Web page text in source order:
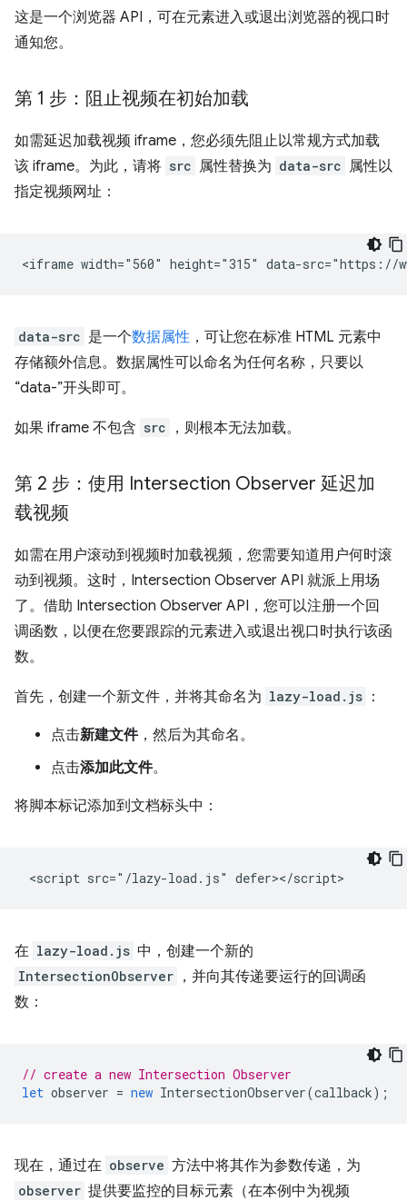
这是一个浏览器 API，可在元素进入或退出浏览器的视口时
通知您。
第 1 步：阻止视频在初始加载
如需延迟加载视频 iframe，您必须先阻止以常规方式加载
该 iframe。为此，请将 src 属性替换为 data-src 属性以
指定视频网址：
data-src 是一个数据属性 ，可让您在标准 HTML 元素中
存储额外信息。数据属性可以命名为任何名称，只要以
“data-”开头即可。
如果 iframe 不包含 src ，则根本无法加载。
第 2 步：使用 Intersection Observer 延迟加
载视频
如需在用户滚动到视频时加载视频，您需要知道用户何时滚
动到视频。这时，Intersection Observer API 就派上用场
了。借助 Intersection Observer API，您可以注册一个回
调函数，以便在您要跟踪的元素进入或退出视口时执行该函
数。
首先，创建一个新文件，并将其命名为 lazy-load.js ：
点击新建文件，然后为其命名。
点击添加此文件。
将脚本标记添加到文档标头中：
在 lazy-load.js 中，创建一个新的
IntersectionObserver ，并向其传递要运行的回调函
数：
// create a new Intersection Observer
let observer = new IntersectionObserver(callback);
现在，通过在 observe 方法中将其作为参数传递，为
observer 提供要监控的目标元素（在本例中为视频